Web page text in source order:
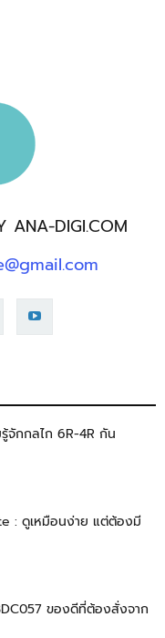
ANA-DIGI.COM
จักกลไก 6R-4R กัน
: ดูเหมือนง่าย แต่ต้องมี
ของดีที่ต้องสั่งจาก